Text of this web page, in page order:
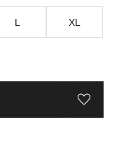
L XL